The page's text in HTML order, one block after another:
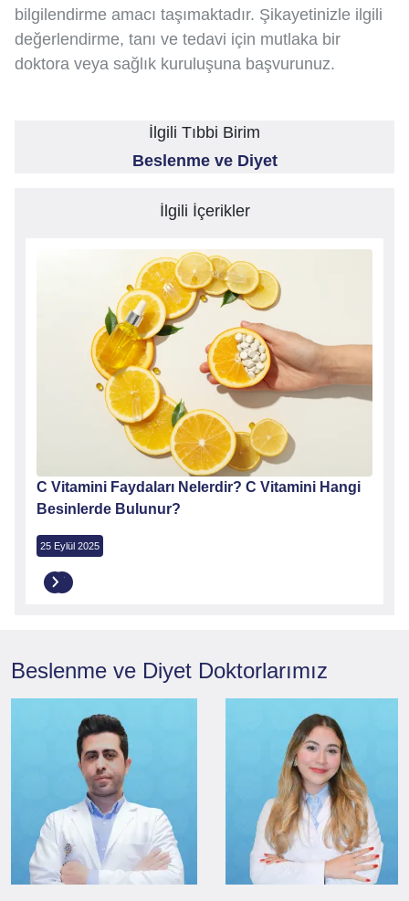
bilgilendirme amacı taşımaktadır. Şikayetinizle ilgili
değerlendirme, tanı ve tedavi için mutlaka bir
doktora veya sağlık kuruluşuna başvurunuz.
İlgili Tıbbi Birim
Beslenme ve Diyet
İlgili İçerikler
C Vitamini Faydaları Nelerdir? C Vitamini Hangi
Besinlerde Bulunur?
25 Eylül 2025
Beslenme ve Diyet Doktorlarımız